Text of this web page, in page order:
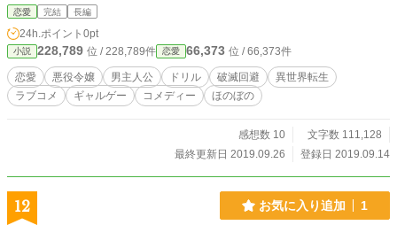
死刑台！？ そんなのは絶対に嫌だ！ バッドエンドを回避すべ
いなきゃ本編が始まらない？ 知らんがな！ だが、逃げるた
めに向かった王立アルカバス魔法学院では、俺を死に追い詰
める者達が！？ すべては王国のため、この世界の平和のた
め、そんな訳がない！ 全てはバッドエンド回避のため！ 全力
で逃げきろうと思います。 【小説家になろう】でも公開して
では来月10月から2章突入です！
恋愛 完結 長編
24h.ポイント 0pt
小説 228,789 位 / 228,789件 恋愛 66,373 位 / 66,373件
恋愛 悪役令嬢 男主人公 ドリル 破滅回避
異世界転生
ラブコメ
ギャルゲー コメディー ほのぼの
感想数 10
文字数 111,128
最終更新日 2019.09.26
登録日 2019.09.14
12 お気に入り追加 1